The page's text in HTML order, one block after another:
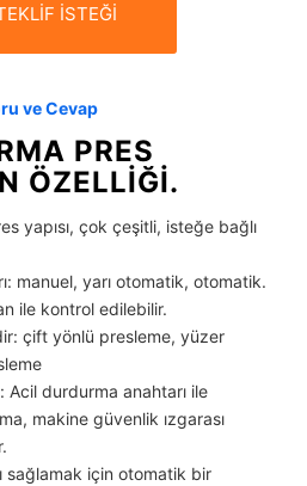
İSTEĞİ
ve Cevap
PRES
ÖZELLIĞI.
yapısı, çok çeşitli, isteğe bağlı
manuel, yarı otomatik, otomatik.
ile kontrol edilebilir.
çift yönlü presleme, yüzer
durdurma anahtarı ile
makine güvenlik ızgarası
sağlamak için otomatik bir